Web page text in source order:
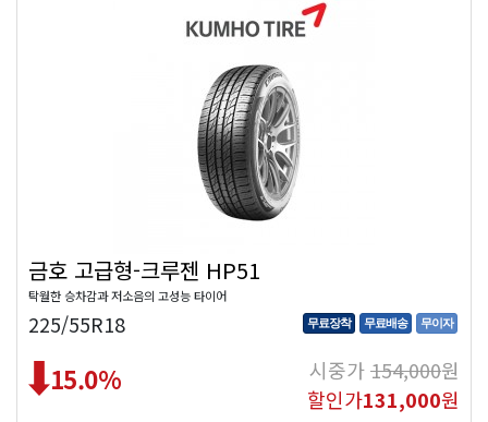
금호 고급형-크루젠 HP51
탁월한 승차감과 저소음의 고성능 타이어
225/55R18 무료장착 무료배송 무이자
15.0% 시중가154,000원
할인가131,000원